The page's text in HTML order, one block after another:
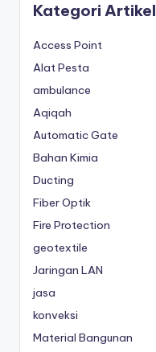
Kategori Artikel
Access Point
Alat Pesta
ambulance
Aqiqah
Automatic Gate
Bahan Kimia
Ducting
Fiber Optik
Fire Protection
geotextile
Jaringan LAN
jasa
konveksi
Material Bangunan